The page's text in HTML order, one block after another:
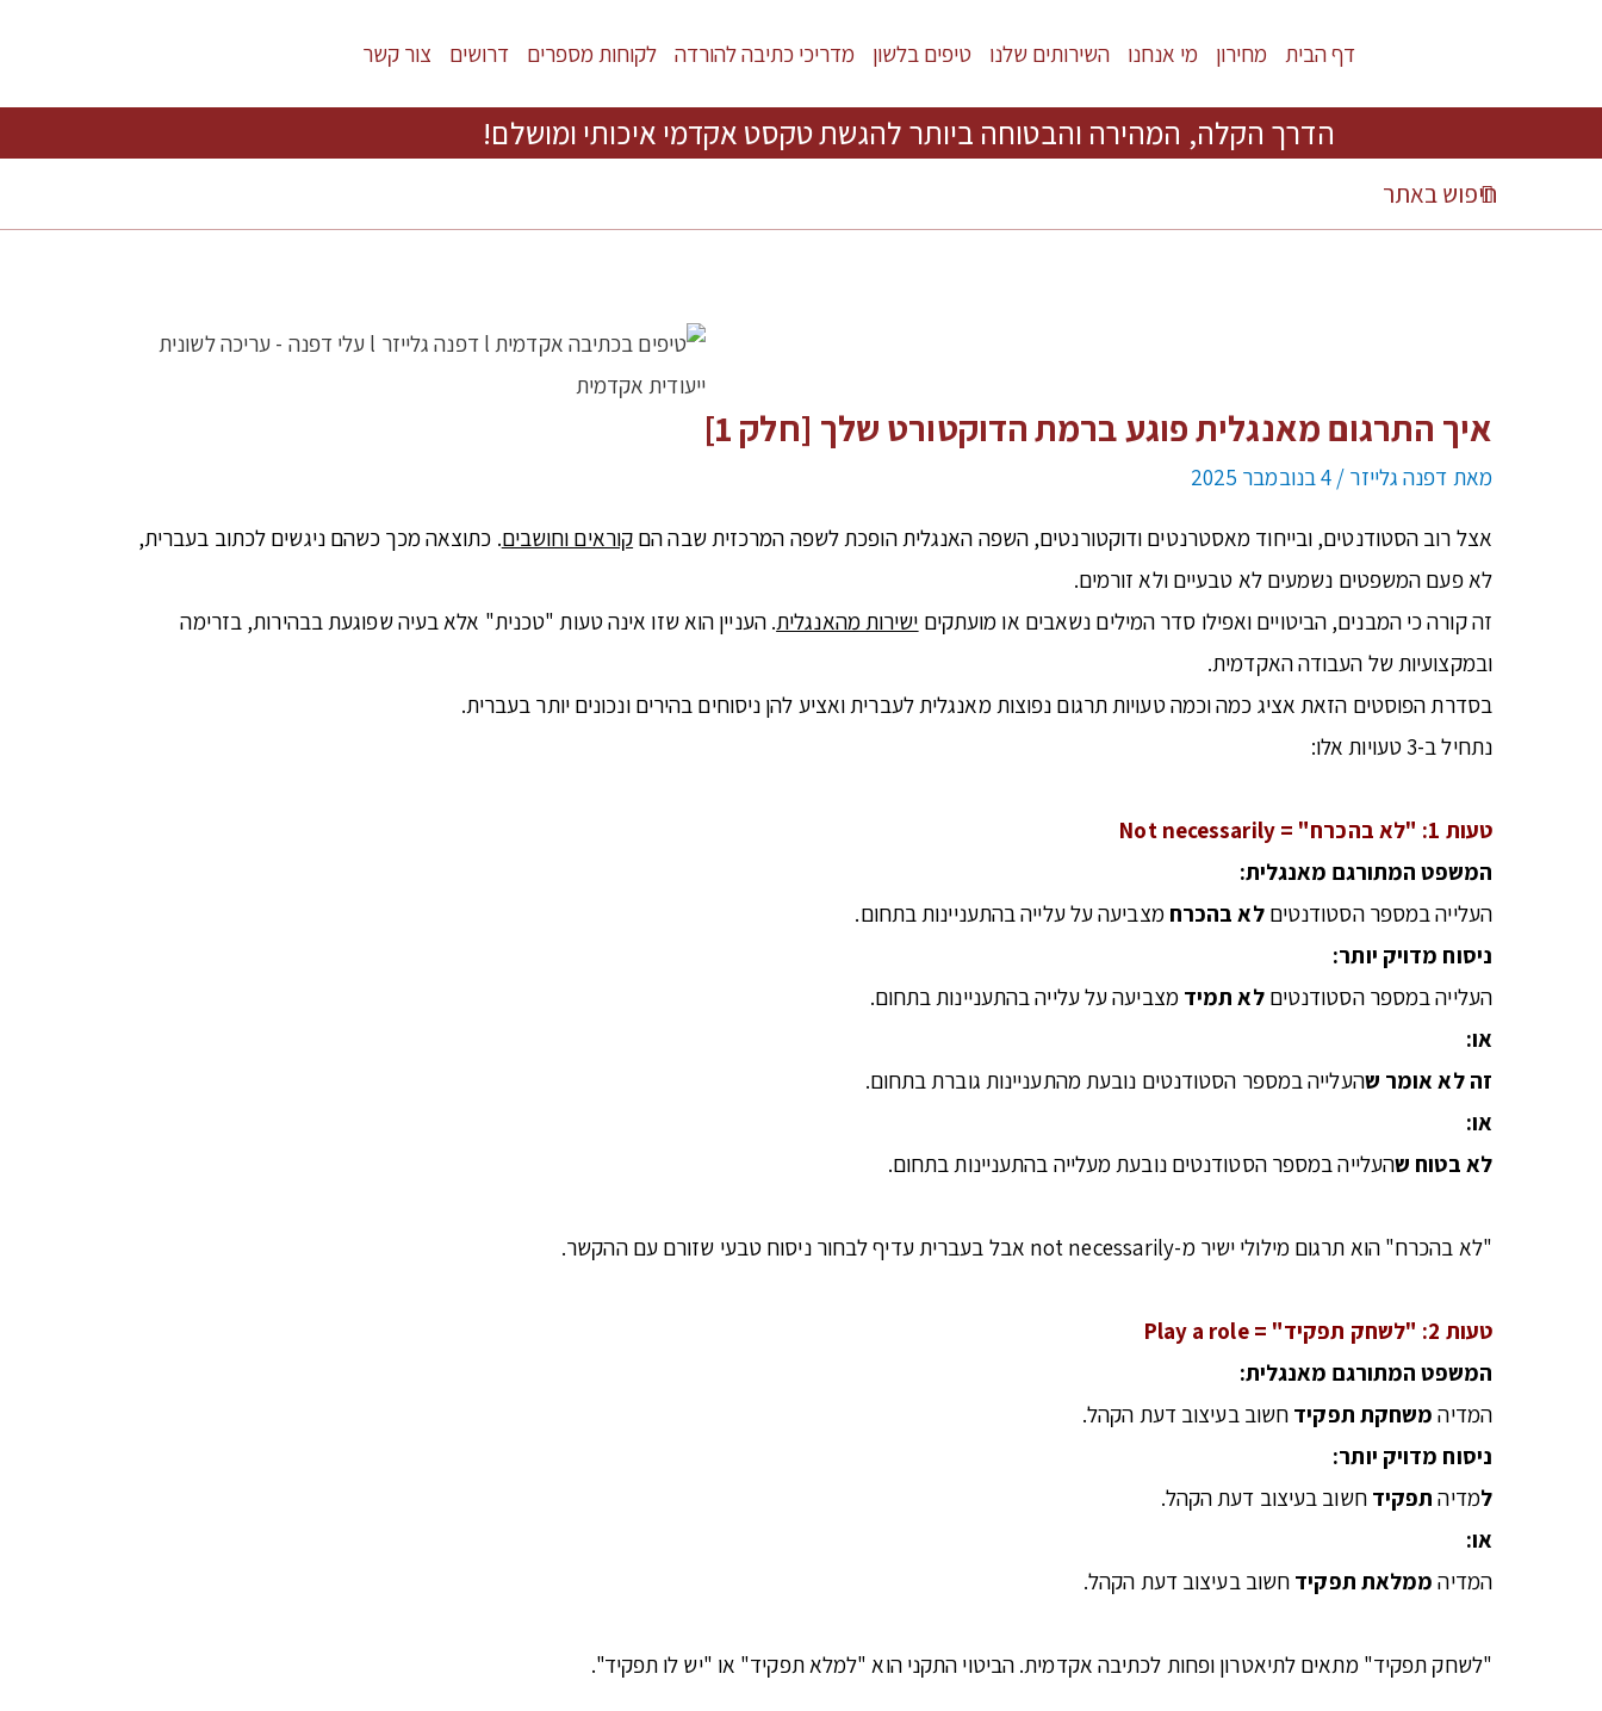
דף הבית מחירון מי אנחנו השירותים שלנו טיפים בלשון מדריכי כתיבה להורדה לקוחות מספרים דרושים צור קשר
הדרך הקלה, המהירה והבטוחה ביותר להגשת טקסט אקדמי איכותי ומושלם!
איך התרגום מאנגלית פוגע ברמת הדוקטורט שלך [חלק 1]
מאת דפנה גלייזר / 4 בנובמבר 2025
אצל רוב הסטודנטים, ובייחוד מאסטרנטים ודוקטורנטים, השפה האנגלית הופכת לשפה המרכזית שבה הם קוראים וחושבים. כתוצאה מכך כשהם ניגשים לכתוב בעברית,
לא פעם המשפטים נשמעים לא טבעיים ולא זורמים.
זה קורה כי המבנים, הביטויים ואפילו סדר המילים נשאבים או מועתקים ישירות מהאנגלית. העניין הוא שזו אינה טעות "טכנית" אלא בעיה שפוגעת בבהירות, בזרימה
ובמקצועיות של העבודה האקדמית.
בסדרת הפוסטים הזאת אציג כמה וכמה טעויות תרגום נפוצות מאנגלית לעברית ואציע להן ניסוחים בהירים ונכונים יותר בעברית.
נתחיל ב-3 טעויות אלו:
טעות 1: "לא בהכרח" =
Not necessarily
המשפט המתורגם מאנגלית:
העלייה במספר הסטודנטיםלא בהכרח מצביעה על עלייה בהתעניינות בתחום.
ניסוח מדויק יותר:
העלייה במספר הסטודנטיםלא תמיד מצביעה על עלייה בהתעניינות בתחום.
או:
זה לא אומר שהעלייה במספר הסטודנטים נובעת מהתעניינות גוברת בתחום.
או:
לא בטוח שהעלייה במספר הסטודנטים נובעת מעלייה בהתעניינות בתחום.
"לא בהכרח" הוא תרגום מילולי ישיר מ-not necessarily אבל בעברית עדיף לבחור ניסוח טבעי שזורם עם ההקשר.
טעות 2: "לשחק תפקיד" =
Play a role
המשפט המתורגם מאנגלית:
המדיה משחקת תפקיד חשוב בעיצוב דעת הקהל.
ניסוח מדויק יותר:
למדיה תפקיד חשוב בעיצוב דעת הקהל.
או:
המדיה ממלאת תפקיד חשוב בעיצוב דעת הקהל.
"לשחק תפקיד" מתאים לתיאטרון ופחות לכתיבה אקדמית. הביטוי התקני הוא "למלא תפקיד" או "יש לו תפקיד".